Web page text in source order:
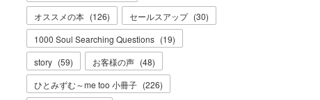
オススメの本 (126) セールスアップ (30)
1000 Soul Searching Questions (19)
story (59) お客様の声 (48)
ひとみずむ～me too 小冊子 (226)